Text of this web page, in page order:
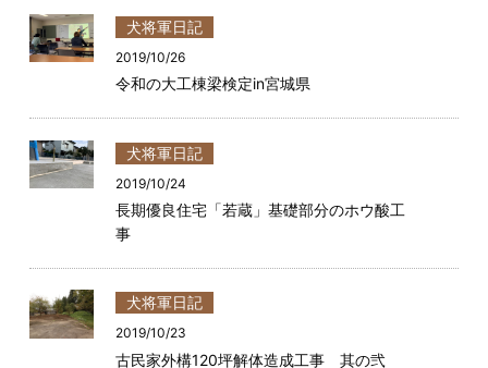
犬将軍日記
2019/10/26
令和の大工棟梁検定in宮城県
犬将軍日記
2019/10/24
長期優良住宅「若蔵」基礎部分のホウ酸工
事
犬将軍日記
2019/10/23
古民家外構120坪解体造成工事 其の弐